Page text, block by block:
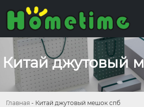
Китай джутовый
Главная - Китай джутовый мешок спб